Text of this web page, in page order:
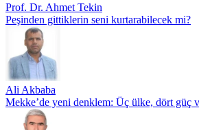
Prof. Dr. Ahmet Tekin
Peşinden gittiklerin seni kurtarabilecek mi?
Ali Akbaba
Mekke’de yeni denklem: Üç ülke, dört güç